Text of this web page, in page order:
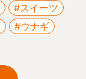
#スイーツ
#ウナギ